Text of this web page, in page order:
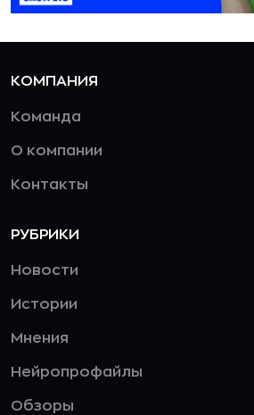
КОМПАНИЯ
Команда
О компании
Контакты
РУБРИКИ
Новости
Истории
Мнения
Нейропрофайлы
Обзоры